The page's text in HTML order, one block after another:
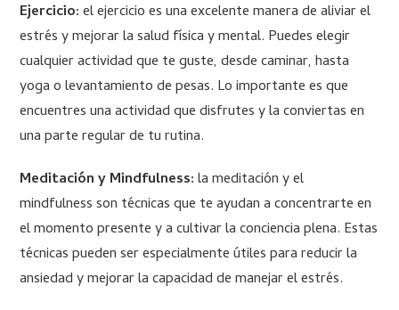
Ejercicio:el ejercicio es una excelente manera de aliviar el
estrés y mejorar la salud física y mental. Puedes elegir
cualquier actividad que te guste, desde caminar, hasta
yoga o levantamiento de pesas. Lo importante es que
encuentres una actividad que disfrutes y la conviertas en
una parte regular de tu rutina.
Meditación y Mindfulness:la meditación y el
mindfulness son técnicas que te ayudan a concentrarte en
el momento presente y a cultivar la conciencia plena. Estas
técnicas pueden ser especialmente útiles para reducir la
ansiedad y mejorar la capacidad de manejar el estrés.